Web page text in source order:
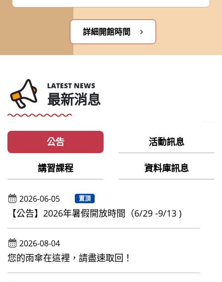
詳細開館時間
LATEST NEWS
最新消息
公告 活動訊息
講習課程 資料庫訊息
2026-06-05 置頂
【公告】2026年暑假開放時間（6/29 -9/13 )
2026-08-04
您的雨傘在這裡，請盡速取回！